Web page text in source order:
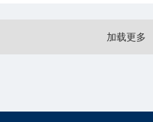
加载更多